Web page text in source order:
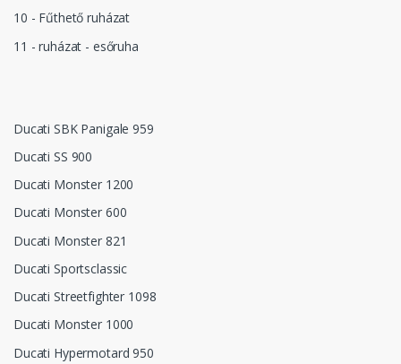
10 - Fűthető ruházat
11 - ruházat - esőruha
Ducati SBK Panigale 959
Ducati SS 900
Ducati Monster 1200
Ducati Monster 600
Ducati Monster 821
Ducati Sportsclassic
Ducati Streetfighter 1098
Ducati Monster 1000
Ducati Hypermotard 950